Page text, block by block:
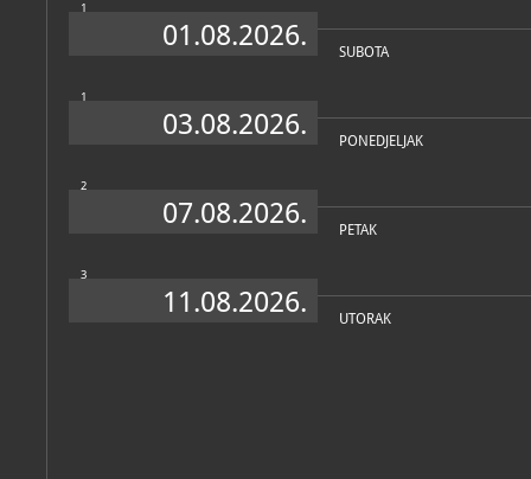
1
01.08.2026. SUBOTA
1
03.08.2026. PONEDJELJAK
2
07.08.2026. PETAK
3
11.08.2026. UTORAK